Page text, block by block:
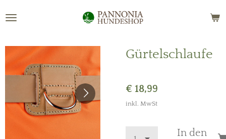
Gürtelschlaufe
€ 18,99
inkl. MwSt
In den